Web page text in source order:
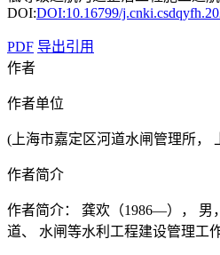
DOI:DOI:10.16799/
PDF 导出引用
作者
作者单位
(上海市嘉定区河道水闸管理所，
作者简介
作者简介： 龚欢（1986—）， 男
道、 水闸等水利工程建设管理工作